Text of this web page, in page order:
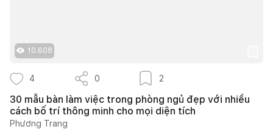
10.608
4 0 2
30 mẫu bàn làm việc trong phòng ngủ đẹp với nhiều
cách bố trí thông minh cho mọi diện tích
Phương Trang